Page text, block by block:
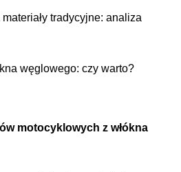
tradycyjne: analiza
węglowego: czy warto?
motocyklowych z włókna